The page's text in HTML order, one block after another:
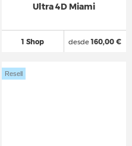
Ultra 4D Miami
1 Shop desde160,00 €
Resell